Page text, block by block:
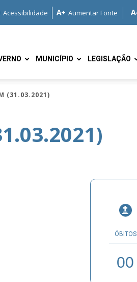
Acessibilidade Aumentar Fonte
MUNICÍPIO LEGISLAÇÃO
(31.03.2021)
ÓBITOS
00